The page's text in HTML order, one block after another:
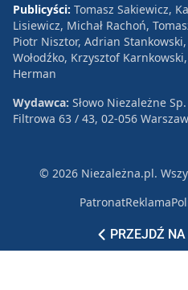
PRZEJDŹ
Publicyści: Tomasz Sakiewicz,
Lisiewicz, Michał Rachoń,
Piotr Nisztor, Adrian
Wołodźko, Krzysztof
Herman
Wydawca: Słowo Niezależne
Filtrowa 63 / 43, 02-056
© 2026 Niezależna.pl.
PatronatReklama